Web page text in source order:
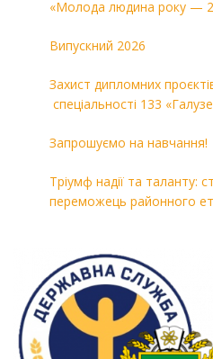
«Молода людина року —
Випускний 2026
Захист дипломних
спеціальності 133
Запрошуємо на навчання!
Тріумф надії та
переможець районного